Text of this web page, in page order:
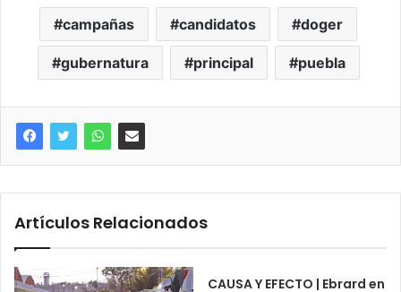
campañas candidatos doger
gubernatura principal puebla
Artículos Relacionados
CAUSA Y EFECTO | Ebrard en